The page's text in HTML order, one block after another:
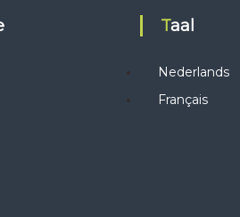
Taal
Nederlands
Français